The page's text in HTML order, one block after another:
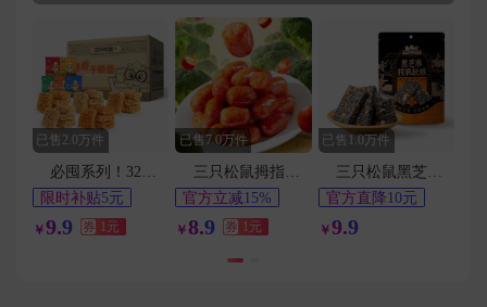
用户135****1174在3分钟前下单成功
用户159****8502在8分钟前下单成功
用户153****9660在5分钟前下单成功
用户159****7003在4分钟前下单成功
用户150****8487在3分钟前下单成功
已售2.0万件
必囤系列！32包！三只松鼠蟹黄干脆面a2
限时补贴5元
42天最低价
￥9.9 券 1元
已售7.0万件
三只松鼠拇指小肉肠20包
官方立减15%
1元
￥ 8.9 券 1元
已售1.0万件
三只松鼠黑芝麻核桃软糕210g
官方直降10元
淘金币频道抵扣
￥9.9